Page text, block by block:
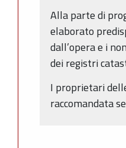
Alla parte di
elaborato
dall’opera e i
dei registri
I proprietari
raccomandata